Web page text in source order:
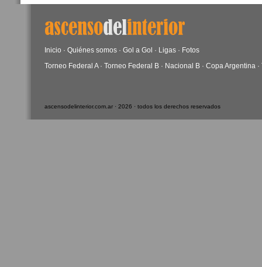
Inicio · Quiénes somos · Gol a Gol · Ligas · Fotos
Torneo Federal A· Torneo Federal B · Nacional B · Copa Argentina ·
ascensodelinterior.com.ar · 2026 · todos los derechos reservados